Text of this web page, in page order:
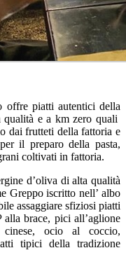
offre piatti autentici della
qualità e a km zero quali
dai frutteti della fattoria e
il preparo della pasta,
coltivati in fattoria.
d’oliva di alta qualità
Greppo iscritto nell’ albo
assaggiare sfiziosi piatti
brace, pici all’aglione
ocio al coccio,
tipici della tradizione